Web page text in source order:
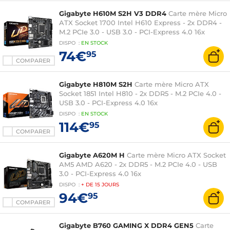
COMPARER
Gigabyte H610M S2H V3 DDR4 Carte mère Micro
ATX Socket 1700 Intel H610 Express - 2x DDR4 -
M.2 PCIe 3.0 - USB 3.0 - PCI-Express 4.0 16x
DISPO : EN STOCK
74€95
COMPARER
Gigabyte H810M S2H Carte mère Micro ATX
Socket 1851 Intel H810 - 2x DDR5 - M.2 PCIe 4.0 -
USB 3.0 - PCI-Express 4.0 16x
DISPO : EN STOCK
114€95
COMPARER
Gigabyte A620M H Carte mère Micro ATX Socket
AM5 AMD A620 - 2x DDR5 - M.2 PCIe 4.0 - USB
3.0 - PCI-Express 4.0 16x
DISPO : + DE 15 JOURS
94€95
Gigabyte B760 GAMING X DDR4 GEN5 Carte